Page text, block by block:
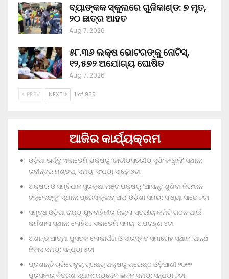
ବ୍ୟାଙ୍କକ ସ୍କୁଲରେ ଗୁଳିକାଣ୍ଡ: ୭ ମୃତ,
୨୦ ଛାତ୍ର ଆହତ
Aug 7, 2026
୫୮.୩୬ ଲକ୍ଷ ଭୋଟରଙ୍କୁ ନୋଟିସ୍‌,
୧୨,୫୭୨ ଅଯୋଗ୍ୟ ଘୋଷିତ
Aug 7, 2026
PREV NEXT 1 of 955
ଆଜିର କାର୍ଯ୍ୟକ୍ରମ
ଓଡ଼ିଶା ଊର୍ଦ୍ଦୁ ଏକାଡେମି ପକ୍ଷରୁ ‘ଜାତୀୟସ୍ତରୀୟ ସୁଫି କୱାଲି’ ସ୍ଥାନ:
ରବୀନ୍ଦ୍ର ମଣ୍ଡପ, ସମୟ: ସଂଧ୍ୟା ସାଢ଼େ ୬ଟା
ଅକ୍ଷର ଓ ସମ୍ବିଧାନ ସୁରକ୍ଷା ମଞ୍ଚ ପକ୍ଷରୁ ‘ଆସନ୍ତୁ ଶୁଣିବା ନିରଂଜନ
ଟକ୍‌ଲେଙ୍କୁ’ ସ୍ଥାନ: ପ୍ରେସ୍‌ କ୍ଲବ୍‌ ଅଫ୍‌ ଓଡ଼ିଶା ସମୟ: ସଂଧ୍ୟା ସାଢ଼େ ୬ଟା
ସମୃଦ୍ଧ ଓଡ଼ିଶା ରାଜ୍ୟ ଯୁବବାହିନୀର ଜିଲ୍ଲା ସ୍ତରୀୟ କମିଟି ଗଠନ ପାଇଁ
କର୍ମଶାଳା ସ୍ଥାନ: ଲୋହିଆ ଏକାଡେମି ସମୟ: ଅପରାହ୍‌ଣ ୪ଟା
ଅଶାନ୍ତ ଆତ୍ମା ପୁସ୍ତକ ଲୋକାର୍ପଣ ଓ ସାରସ୍ବତ ସମାରୋହ ସ୍ଥାନ: ପାନ୍ଥ
ନିବାସ ସମୟ: ସନ୍ଧ୍ୟା ୫ଟା
ପ୍ରଶାନ୍ତି ଚାରିଟେବୁଲ୍‌ ଟ୍ରଷ୍ଟ୍‌ ପକ୍ଷରୁ ଶ୍ରେଷ୍ଠ ଓଡ଼ିଆଣୀ ୨୦୨୨
ପୁରସ୍କାର ବିତରଣ ସ୍ଥାନ: ଜୟଦେବ ଭବନ ସମୟ: ସନ୍ଧ୍ୟା ୬ଟା